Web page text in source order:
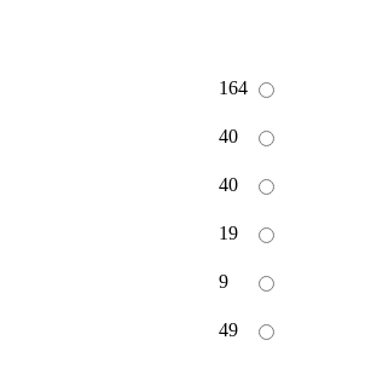
164
40
40
19
9
49